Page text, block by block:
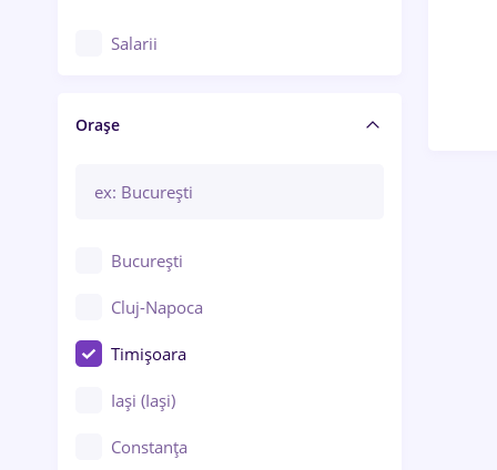
Salarii
Orașe
București
Cluj-Napoca
Timișoara
Iași (Iași)
Constanța